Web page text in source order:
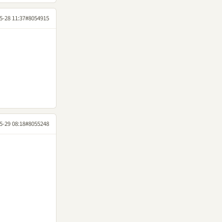
28 11:37#8054915
29 08:18#8055248